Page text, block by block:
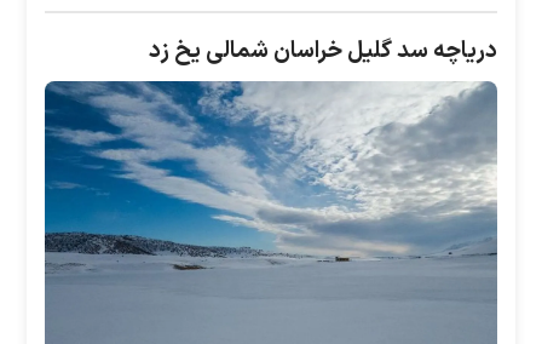
دریاچه سد گلیل خراسان شمالی یخ زد